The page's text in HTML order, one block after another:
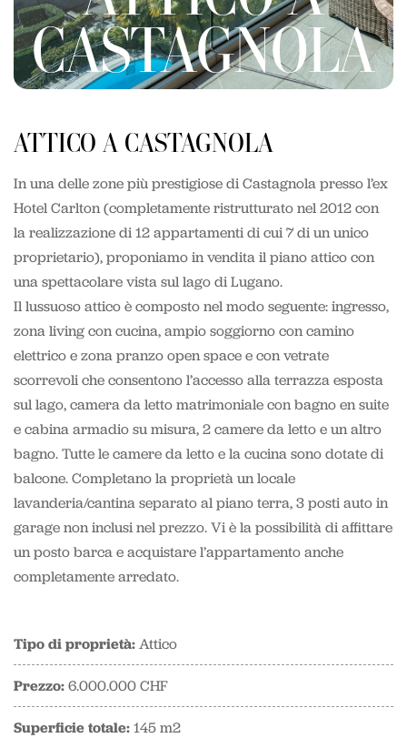
CASTAGNOLA
Tipo di proprietà:Attico
Prezzo:6.000.000 CHF
Superficie totale:145 m2
ATTICO A CASTAGNOLA
In una delle zone più prestigiose di Castagnola presso l’ex
Hotel Carlton (completamente ristrutturato nel 2012 con
la realizzazione di 12 appartamenti di cui 7 di un unico
proprietario), proponiamo in vendita il piano attico con
una spettacolare vista sul lago di Lugano.
Il lussuoso attico è composto nel modo seguente: ingresso,
zona living con cucina, ampio soggiorno con camino
elettrico e zona pranzo open space e con vetrate
scorrevoli che consentono l’accesso alla terrazza esposta
sul lago, camera da letto matrimoniale con bagno en suite
e cabina armadio su misura, 2 camere da letto e un altro
bagno. Tutte le camere da letto e la cucina sono dotate di
balcone. Completano la proprietà un locale
lavanderia/cantina separato al piano terra, 3 posti auto in
garage non inclusi nel prezzo. Vi è la possibilità di affittare
un posto barca e acquistare l’appartamento anche
completamente arredato.